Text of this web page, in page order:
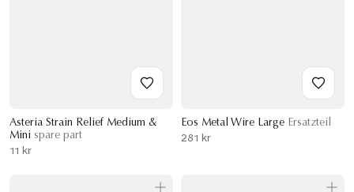
Asteria Strain Relief Medium &
Mini spare part
11 kr
Eos Metal Wire Large Ersatzteil
281 kr